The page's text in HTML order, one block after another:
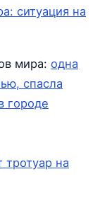
ситуация на
мира: одна
спасла
городе
тротуар на